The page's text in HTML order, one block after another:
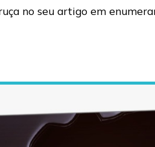
no seu artigo em